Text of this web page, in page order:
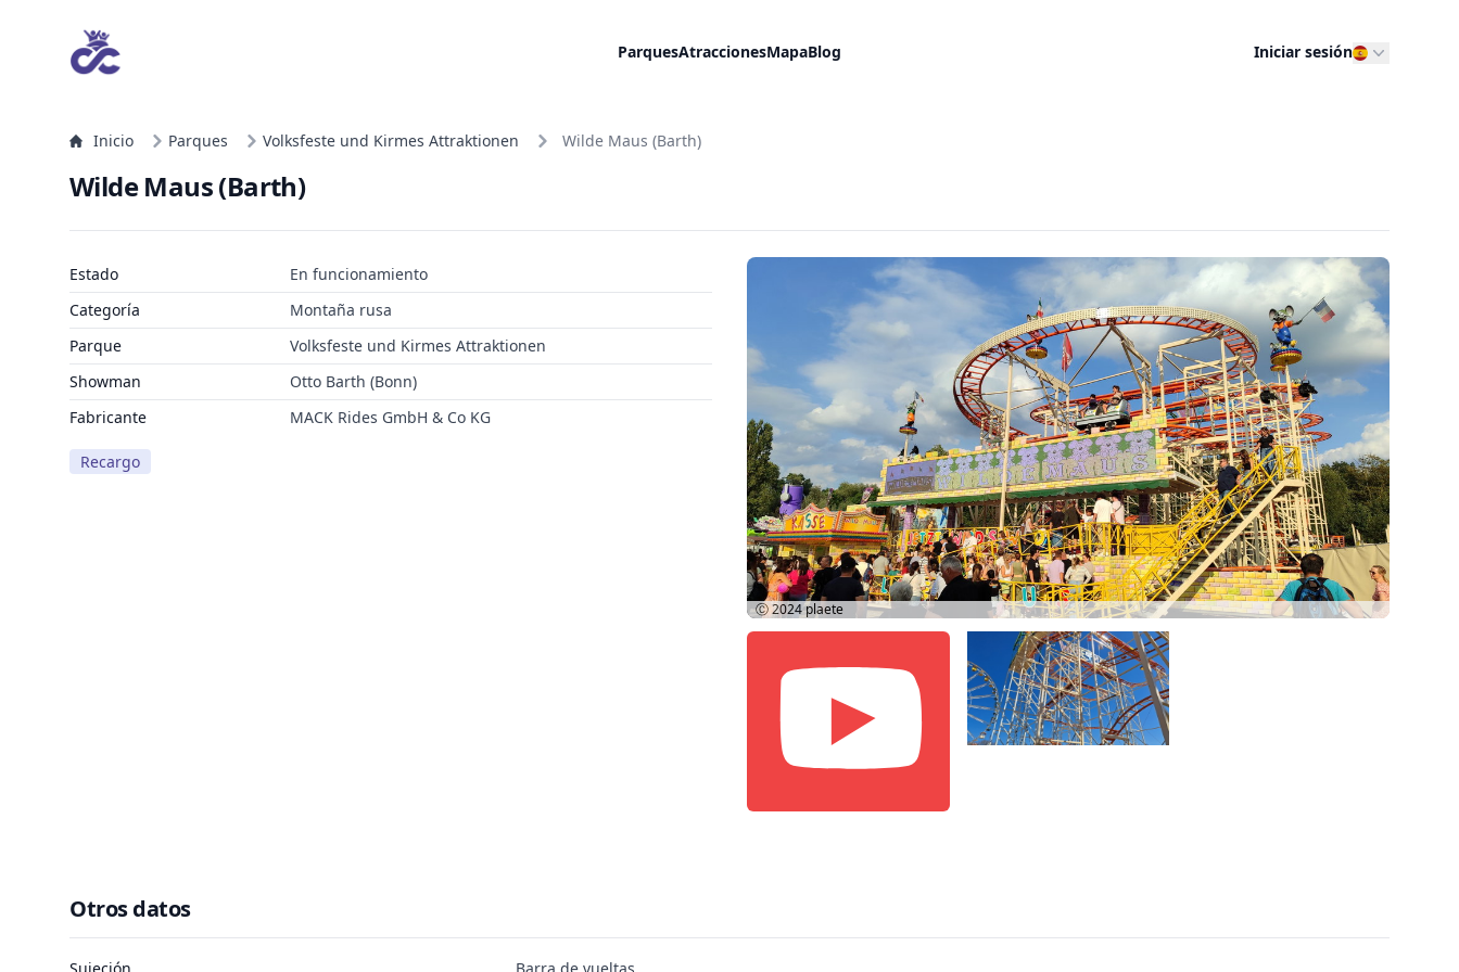
ParquesAtraccionesMapaBlog Iniciar sesión
Inicio Parques Volksfeste und Kirmes Attraktionen Wilde Maus (Barth)
Wilde Maus (Barth)
Estado
En funcionamiento
Categoría
Montaña rusa
Parque
Volksfeste und Kirmes Attraktionen
Showman
Otto Barth (Bonn)
Fabricante
MACK Rides GmbH & Co KG
Recargo
Ⓒ 2024plaete
Otros datos